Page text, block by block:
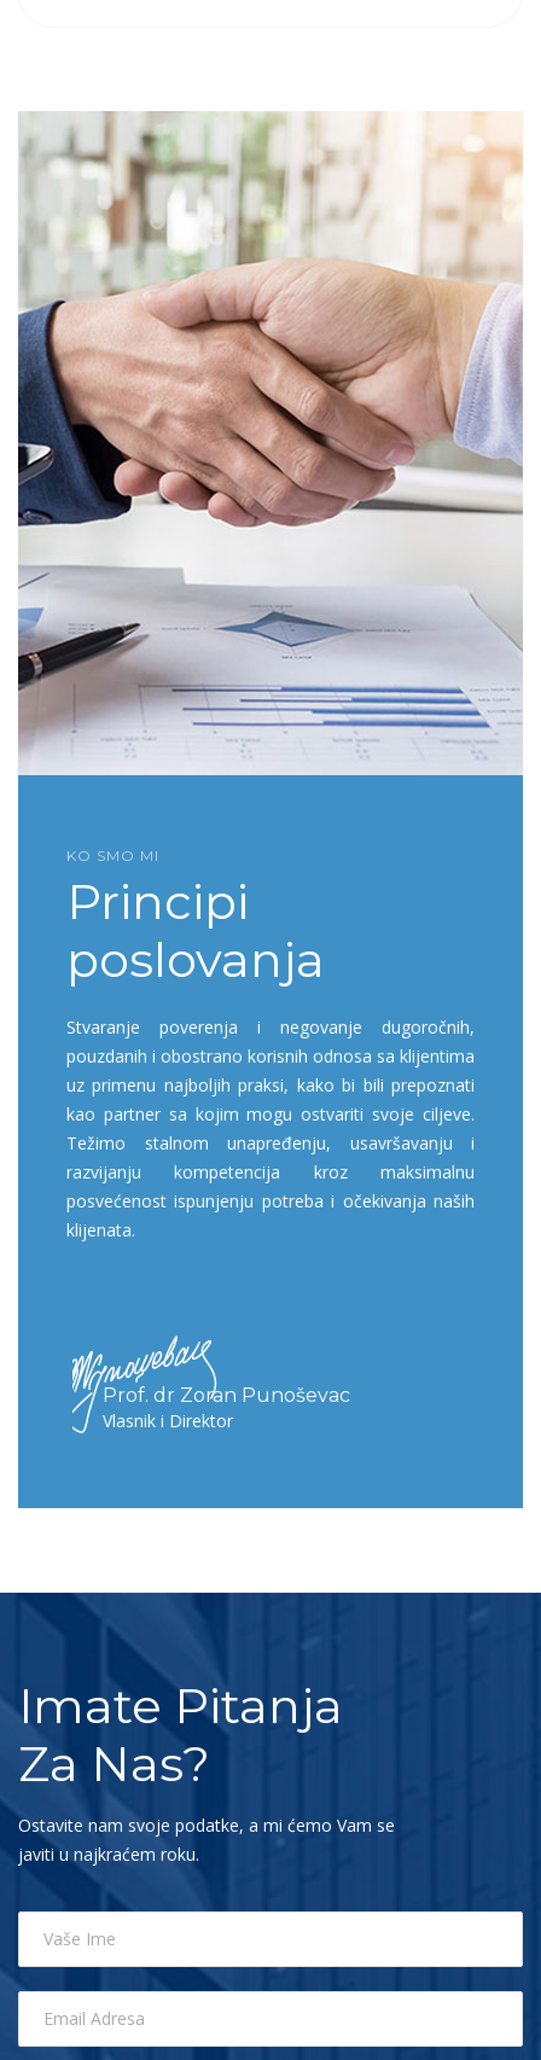
KO SMO MI
Principi
poslovanja
Stvaranje poverenja i negovanje dugoročnih,
pouzdanih i obostrano korisnih odnosa sa klijentima
uz primenu najboljih praksi, kako bi bili prepoznati
kao partner sa kojim mogu ostvariti svoje ciljeve.
Težimo stalnom unapređenju, usavršavanju i
razvijanju kompetencija kroz maksimalnu
posvećenost ispunjenju potreba i očekivanja naših
klijenata.
Prof. dr Zoran Punoševac
Vlasnik i Direktor
Imate Pitanja
Za Nas?
Ostavite nam svoje podatke, a mi ćemo Vam se
javiti u najkraćem roku.